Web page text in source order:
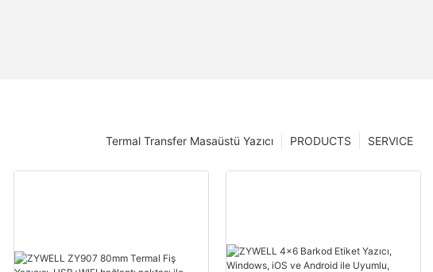
SERVICE
PRODUCTS
Termal Transfer Masaüstü Yazıcı